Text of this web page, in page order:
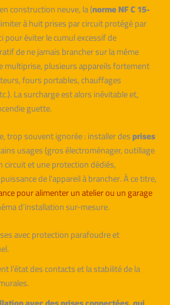
construction neuve, la (norme NF C 15-
à huit prises par circuit protégé par
pour éviter le cumul excessif de
de ne jamais brancher sur la même
multiprise, plusieurs appareils fortement
fours portables, chauffages
La surcharge est alors inévitable et,
guette.
trop souvent ignorée : installer desprises
usages (gros électroménager, outillage
circuit et une protection dédiés,
de l’appareil à brancher. À ce titre,
pour alimenter un atelier ou un garage
d’installation sur-mesure.
avec protection parafoudre et
l’état des contacts et la stabilité de la